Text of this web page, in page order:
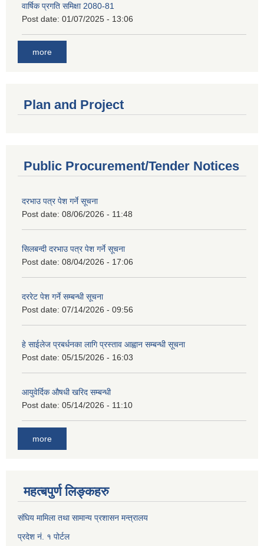
वार्षिक प्रगति समिक्षा 2080-81
Post date: 01/07/2025 - 13:06
more
Plan and Project
Public Procurement/Tender Notices
दरभाउ पत्र पेश गर्ने सूचना
Post date: 08/06/2026 - 11:48
सिलबन्दी दरभाउ पत्र पेश गर्ने सूचना
Post date: 08/04/2026 - 17:06
दररेट पेश गर्ने सम्बन्धी सूचना
Post date: 07/14/2026 - 09:56
हे साईलेज प्रबर्धनका लागि प्रस्ताव आह्वान सम्बन्धी सूचना
Post date: 05/15/2026 - 16:03
आयुवेर्दिक औषधी खरिद सम्बन्धी
Post date: 05/14/2026 - 11:10
more
महत्बपुर्ण लिङ्कहरु
संघिय मामिला तथा सामान्य प्रशासन मन्त्रालय
प्रदेश नं. १ पोर्टल